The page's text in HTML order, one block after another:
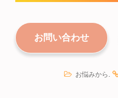
お問い合わせ
お悩みから